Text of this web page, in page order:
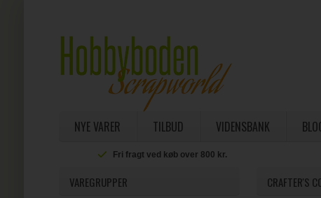
NYE VARER TILBUD VIDENSBANK
Fri fragt ved køb over 800 kr.
VAREGRUPPER CRAFTER'S